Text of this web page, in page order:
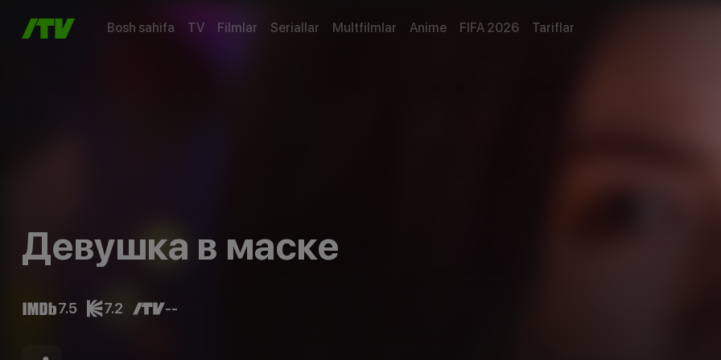
Bosh sahifa TV Filmlar Seriallar Multfilmlar Anime FIFA 2026 Tariflar
Девушка в маске
7.5 7.2 --